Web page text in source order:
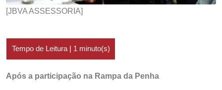
[JBVA ASSESSORIA]
Após a participação na Rampa da Penha